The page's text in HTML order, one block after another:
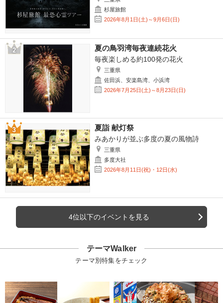
杉屋旅館
2026年8月1日(土)～9月6日(日)
夏の鳥羽湾毎夜連続花火
毎夜楽しめる約100発の花火
三重県
佐田浜、安楽島湾、小浜湾
2026年7月25日(土)～8月23日(日)
夏詣 献灯祭
みあかりが並ぶ多度の夏の風物詩
三重県
多度大社
2026年8月11日(祝)・12日(水)
4位以下のイベントを見る
テーマWalker
テーマ別特集をチェック